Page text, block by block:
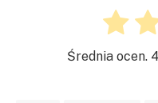
Średnia ocen.